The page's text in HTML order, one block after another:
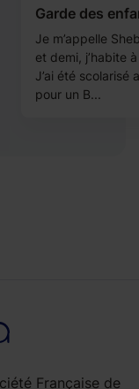
Garde des
Je m’appelle
et demi, j’habite
J’ai été scolarisé
pour un B...
Française de